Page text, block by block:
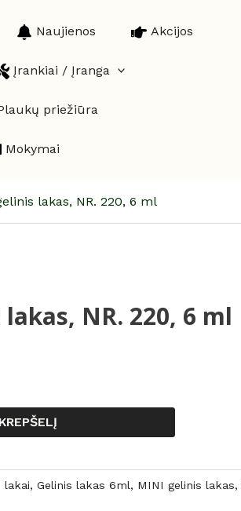
Naujienos Akcijos
Įrankiai / Įranga
priežiūra
Mokymai
lakas, NR. 220, 6 ml
NR. 220, 6 ml
lakai, Gelinis lakas 6ml, MINI gelinis lakas,